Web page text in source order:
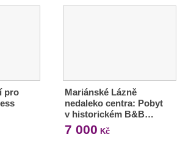
pro
Mariánské Lázně
nedaleko centra: Pobyt
v historickém B&B…
7 000 Kč